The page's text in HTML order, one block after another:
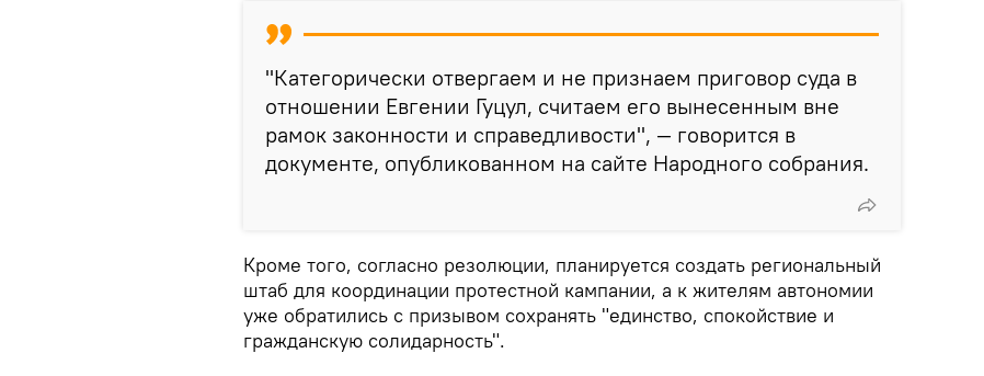
"Категорически отвергаем и не признаем приговор суда в
отношении Евгении Гуцул, считаем его вынесенным вне
рамок законности и справедливости", — говорится в
документе, опубликованном на сайте Народного собрания.
Кроме того, согласно резолюции, планируется создать региональный
штаб для координации протестной кампании, а к жителям автономии
уже обратились с призывом сохранять "единство, спокойствие и
гражданскую солидарность".